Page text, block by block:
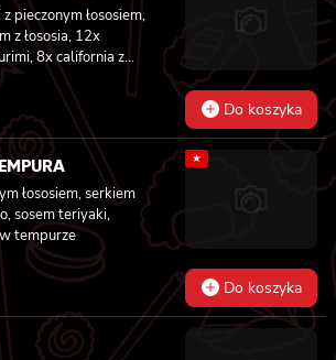
pieczonym łososiem,
z łososia, 12x
8x california z
z pieczonym
krewetką w
8x maki z
8x maki z łososiem,
Do koszyka
łososiem, serkiem
sosem teriyaki,
tempurze
★
Do koszyka